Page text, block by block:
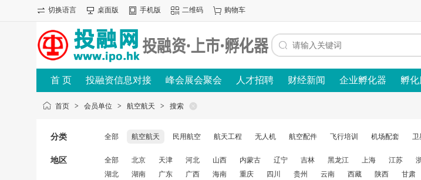
切换语言 桌面版 手机版 二维码 购物车
首 页 投融资信息对接 峰会展会聚会 人才招聘 财经新闻 企业孵化器 孵
首页 > 会员单位 > 航空航天 > 搜索
分类 全部 航空航天 民用航空 航天工程 无人机 航空配件 飞行培训 机场配套 卫
地区 全部 北京 天津 河北 山西 内蒙古 辽宁 吉林 黑龙江 上海 江苏
湖北
湖南 广东 广西 海南 重庆 四川 贵州 云南 西藏 陕西 甘肃